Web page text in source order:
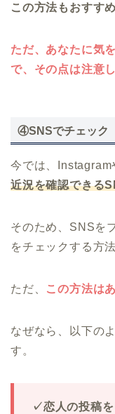
この方法もおすすめ
ただ、あなたに気
で、その点は注意
④SNSでチェック
今では、Instagram
近況を確認できる
そのため、SNSを
をチェックする方
ただ、 この方法は
なぜなら、以下の
す。
✓恋人の投稿